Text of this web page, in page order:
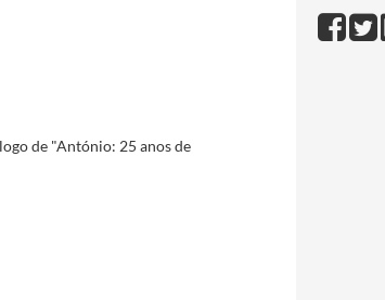
da Aguda
Lisboa, 27 de Março de 2000
Norte da Sociedade Portuguesa de Endoscopia Digestiva, em Guimarães.
04-13/2000-04-13
2000
de "António: 25 anos de